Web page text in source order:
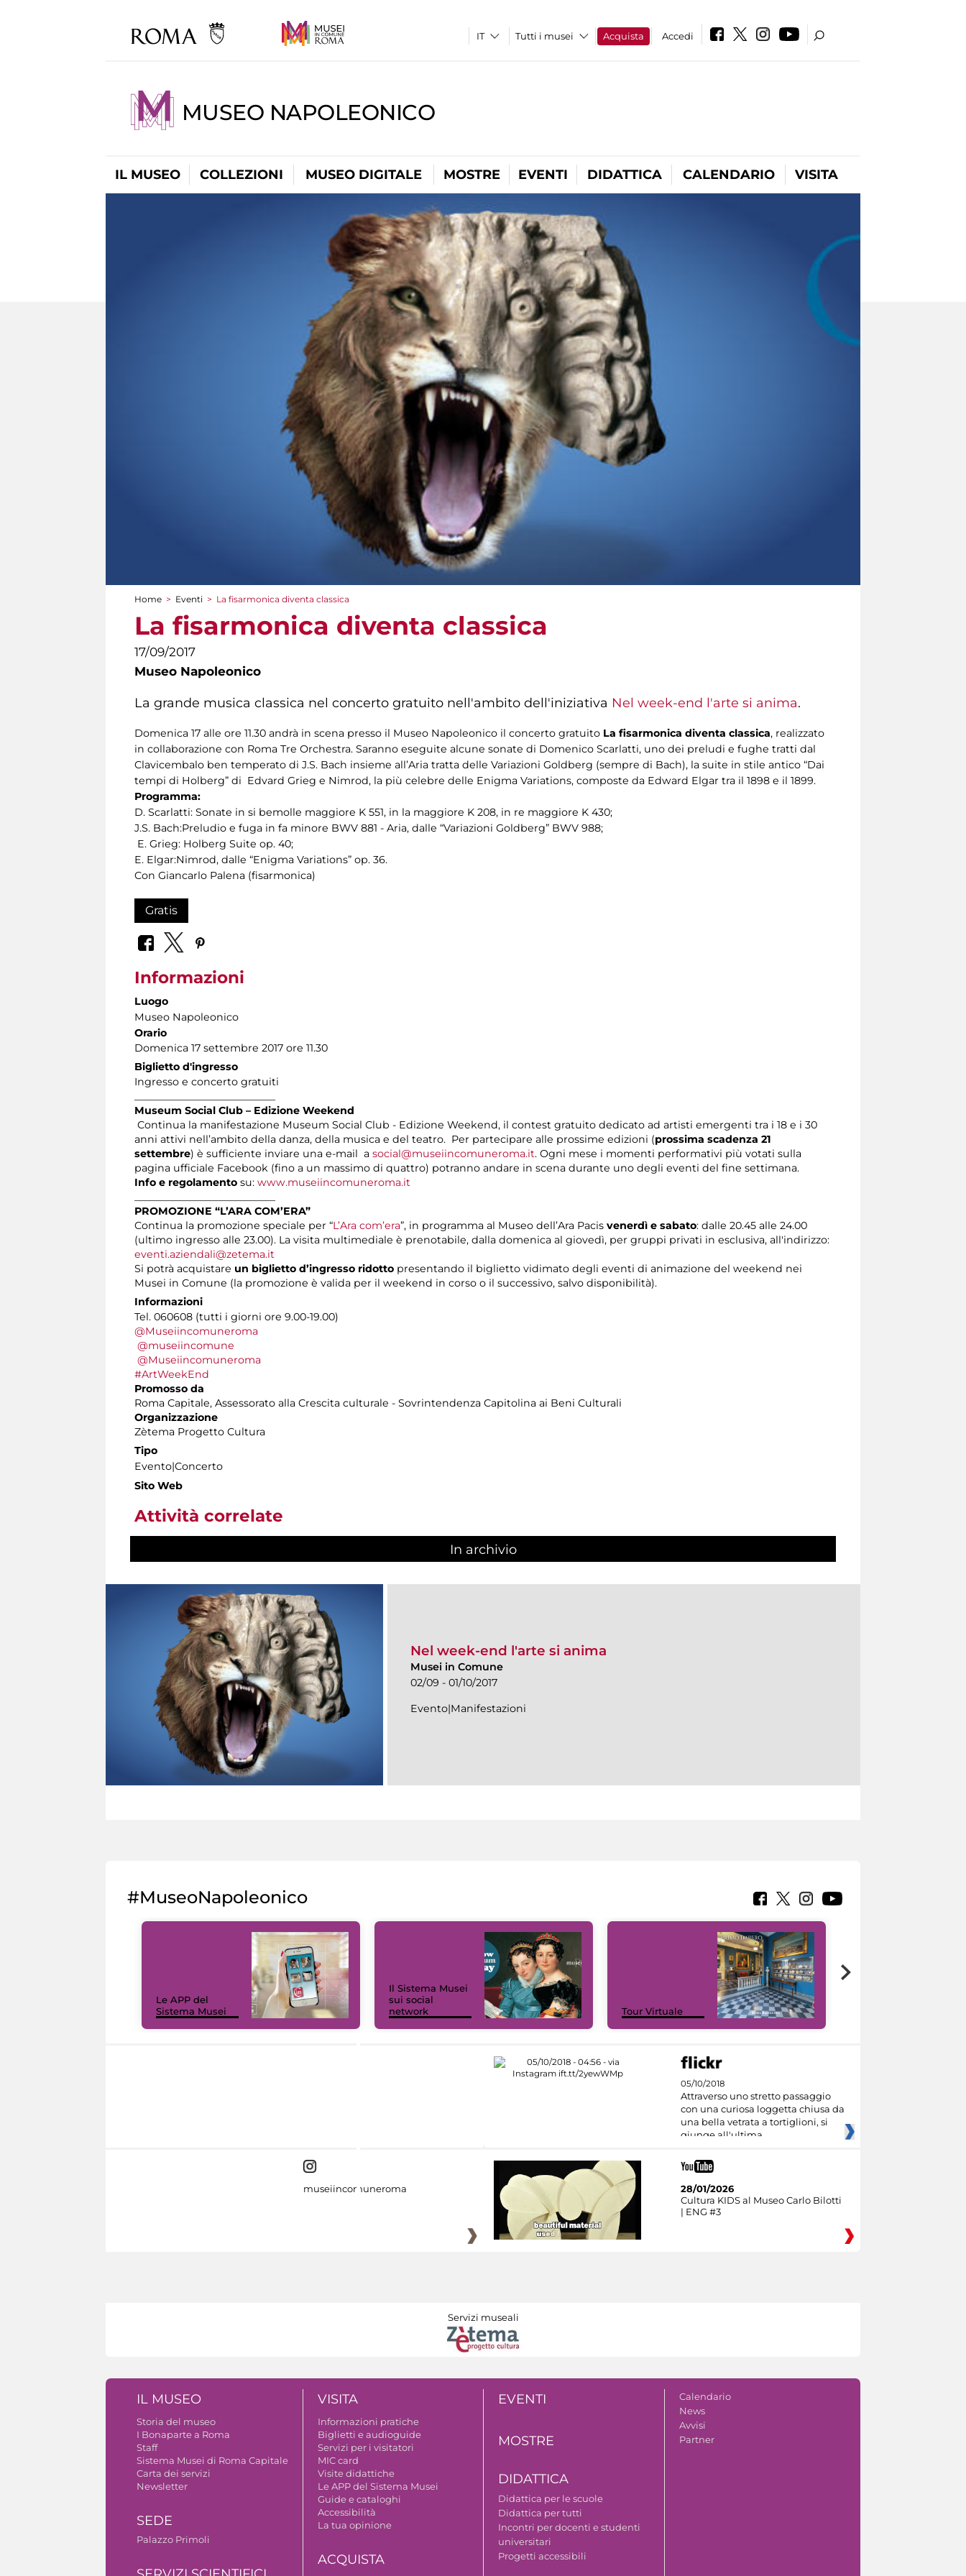
Tutti i musei Acquista Accedi
MUSEO NAPOLEONICO
IL MUSEO COLLEZIONI MUSEO DIGITALE MOSTRE EVENTI DIDATTICA CALENDARIO VISITA
Tu sei qui
Home > Eventi > La fisarmonica diventa classica
La fisarmonica diventa classica
17/09/2017
Museo Napoleonico
La grande musica classica nel concerto gratuito nell'ambito dell'iniziativa Nel week-end l'arte si anima.
Domenica 17 alle ore 11.30 andrà in scena presso il Museo Napoleonico il concerto gratuito La fisarmonica diventa classica, realizzato
in collaborazione con Roma Tre Orchestra. Saranno eseguite alcune sonate di Domenico Scarlatti, uno dei preludi e fughe tratti dal
Clavicembalo ben temperato di J.S. Bach insieme all’Aria tratta delle Variazioni Goldberg (sempre di Bach), la suite in stile antico “Dai
tempi di Holberg” di Edvard Grieg e Nimrod, la più celebre delle Enigma Variations, composte da Edward Elgar tra il 1898 e il 1899.
Programma:
D. Scarlatti: Sonate in si bemolle maggiore K 551, in la maggiore K 208, in re maggiore K 430;
J.S. Bach:Preludio e fuga in fa minore BWV 881 - Aria, dalle “Variazioni Goldberg” BWV 988;
E. Grieg: Holberg Suite op. 40;
E. Elgar:Nimrod, dalle “Enigma Variations” op. 36.
Con Giancarlo Palena (fisarmonica)
Gratis
Informazioni
Luogo
Museo Napoleonico
Orario
Domenica 17 settembre 2017 ore 11.30
Biglietto d'ingresso
Ingresso e concerto gratuiti
Museum Social Club – Edizione Weekend
Continua la manifestazione Museum Social Club - Edizione Weekend, il contest gratuito dedicato ad artisti emergenti tra i 18 e i 30
anni attivi nell’ambito della danza, della musica e del teatro. Per partecipare alle prossime edizioni (prossima scadenza 21
settembre) è sufficiente inviare una e-mail a social@museiincomuneroma.it. Ogni mese i momenti performativi più votati sulla
pagina ufficiale Facebook (fino a un massimo di quattro) potranno andare in scena durante uno degli eventi del fine settimana.
Info e regolamento su: www.museiincomuneroma.it
PROMOZIONE “L’ARA COM’ERA”
Continua la promozione speciale per “L’Ara com’era”, in programma al Museo dell’Ara Pacis venerdì e sabato: dalle 20.45 alle 24.00
(ultimo ingresso alle 23.00). La visita multimediale è prenotabile, dalla domenica al giovedì, per gruppi privati in esclusiva, all'indirizzo:
eventi.aziendali@zetema.it
Si potrà acquistare un biglietto d’ingresso ridotto presentando il biglietto vidimato degli eventi di animazione del weekend nei
Musei in Comune (la promozione è valida per il weekend in corso o il successivo, salvo disponibilità).
Informazioni
Tel. 060608 (tutti i giorni ore 9.00-19.00)
@Museiincomuneroma
@museiincomune
@Museiincomuneroma
#ArtWeekEnd
Promosso da
Roma Capitale, Assessorato alla Crescita culturale - Sovrintendenza Capitolina ai Beni Culturali
Organizzazione
Zètema Progetto Cultura
Tipo
Evento|Concerto
Sito Web
Attività correlate
In archivio
Nel week-end l'arte si anima
Musei in Comune
02/09 - 01/10/2017
Evento|Manifestazioni
#MuseoNapoleonico
Le APP del
Sistema Musei
Il Sistema Musei
sui social
network
Tour Virtuale
05/10/2018
Attraverso uno stretto passaggio
con una curiosa loggetta chiusa da
una bella vetrata a tortiglioni, si
giunge all'ultima
museiincomuneroma
28/01/2026
Cultura KIDS al Museo Carlo Bilotti
| ENG #3
Servizi museali
IL MUSEO
Storia del museo
I Bonaparte a Roma
Staff
Sistema Musei di Roma Capitale
Carta dei servizi
Newsletter
SEDE
Palazzo Primoli
VISITA
Informazioni pratiche
Biglietti e audioguide
Servizi per i visitatori
MIC card
Visite didattiche
Le APP del Sistema Musei
Guide e cataloghi
Accessibilità
La tua opinione
ACQUISTA
EVENTI
MOSTRE
DIDATTICA
Didattica per le scuole
Didattica per tutti
Incontri per docenti e studenti
universitari
Progetti accessibili
Calendario
News
Avvisi
Partner